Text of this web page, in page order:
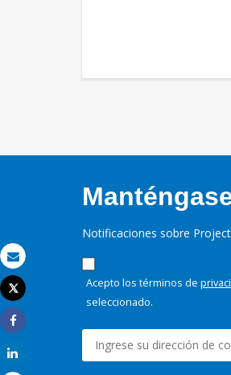
Correo electrónico
Imprimir
Tweet
Share
Notificaciones sobre
Acepto los términos de
seleccionado.